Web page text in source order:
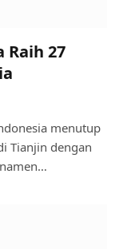
Raih 27
menutup
Tianjin dengan